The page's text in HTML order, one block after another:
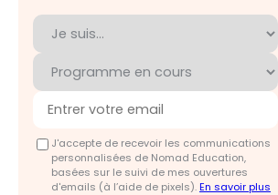
J'accepte de recevoir les communications
personnalisées de Nomad Education,
basées sur le suivi de mes ouvertures
d'emails (à l’aide de pixels).En savoir plus